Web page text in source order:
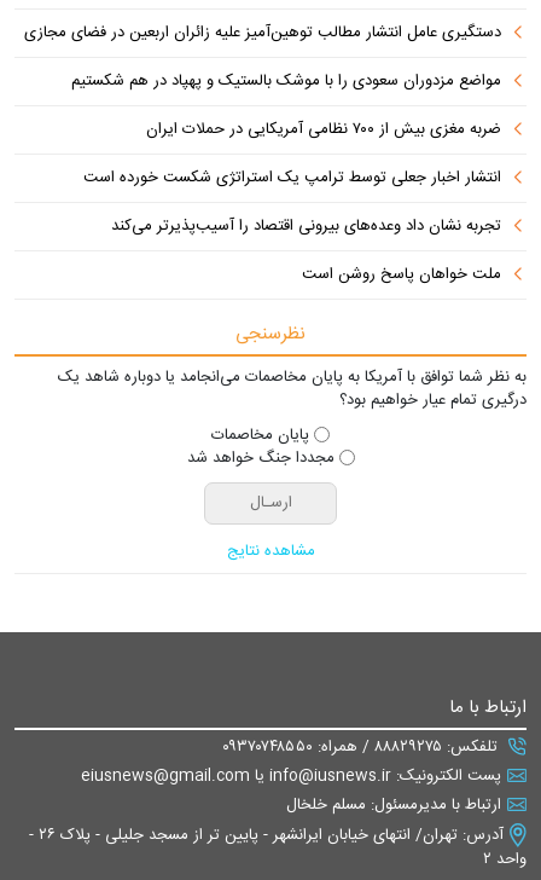
دستگیری عامل انتشار مطالب توهین‌آمیز علیه زائران اربعین در فضای مجازی
مواضع مزدوران سعودی را با موشک بالستیک و پهپاد در هم شکستیم
ضربه مغزی بیش از ۷۰۰ نظامی آمریکایی در حملات ایران
انتشار اخبار جعلی توسط ترامپ یک استراتژی شکست خورده است
تجربه نشان داد وعده‌های بیرونی اقتصاد را آسیب‌پذیرتر می‌کند
ملت خواهان پاسخ روشن است
نظرسنجی
به نظر شما توافق با آمریکا به پایان مخاصمات می‌انجامد یا دوباره شاهد یک
درگیری تمام عیار خواهیم بود؟
پایان مخاصمات
مجددا جنگ خواهد شد
مشاهده نتایج
ارتباط با ما
تلفکس: ۸۸۸۲۹۲۷۵ / همراه: ۰۹۳۷۰۷۴۸۵۵۰
پست الکترونیک: info@iusnews.ir یا eiusnews@gmail.com
ارتباط با مدیرمسئول: مسلم خلخال
آدرس: تهران/ انتهای خیابان ایرانشهر - پایین تر از مسجد جلیلی - پلاک ۲۶ -
واحد ۲